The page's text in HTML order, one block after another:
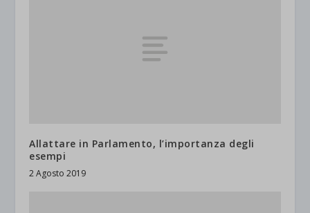
Allattare in Parlamento, l’importanza degli
esempi
2 Agosto 2019